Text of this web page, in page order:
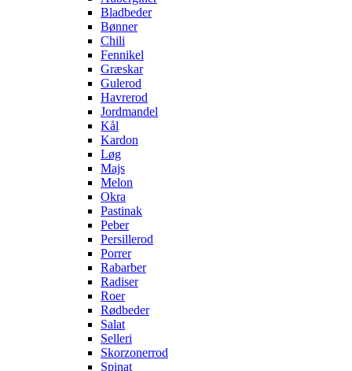
Bladbeder
Bønner
Chili
Fennikel
Græskar
Gulerod
Havrerod
Jordmandel
Kål
Kardon
Løg
Majs
Melon
Okra
Pastinak
Peber
Persillerod
Porrer
Rabarber
Radiser
Roer
Rødbeder
Salat
Selleri
Skorzonerrod
Spinat